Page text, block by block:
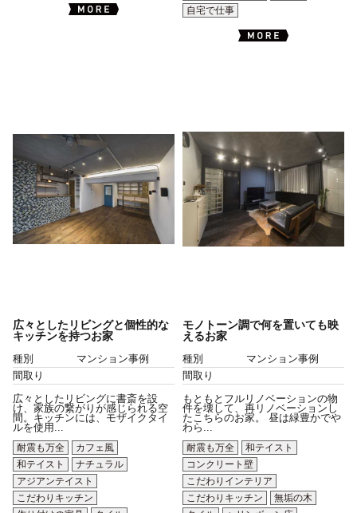
自宅で仕事
広々としたリビングと個性的な
キッチンを持つお家
種別
マンション事例
間取り
広々としたリビングに書斎を設
け、家族の繋がりが感じられる空
間。キッチンには、モザイクタイ
ルを使用...
耐震も万全
カフェ風
和テイスト
ナチュラル
アジアンテイスト
こだわりキッチン
モノトーン調で何を置いても映
えるお家
種別
マンション事例
間取り
もともとフルリノベーションの物
件を壊して、再リノベーションし
たこちらのお家。 昼は緑豊かでや
わら...
耐震も万全
和テイスト
コンクリート壁
こだわりインテリア
こだわりキッチン
無垢の木